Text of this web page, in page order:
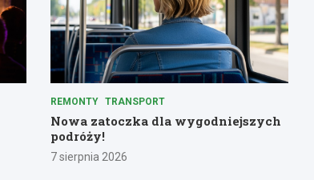
REMONTY TRANSPORT
Nowa zatoczka dla wygodniejszych
podróży!
7 sierpnia 2026